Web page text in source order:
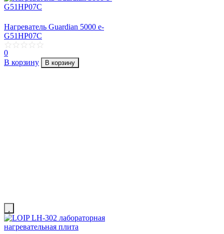
Нагреватель Guardian 5000 e-
G51HP07C
0
В корзину
В корзину